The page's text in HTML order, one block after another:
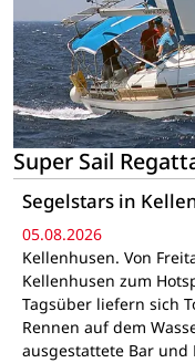
Super Sail
Segelstars in
05.08.2026
Kellenhusen. Von
Kellenhusen zum
Tagsüber liefern sich
Rennen auf dem
ausgestattete Bar und